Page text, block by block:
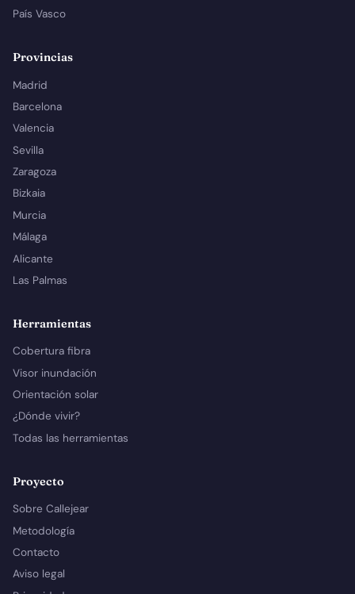
País Vasco
Provincias
Madrid
Barcelona
Valencia
Sevilla
Zaragoza
Bizkaia
Murcia
Málaga
Alicante
Las Palmas
Herramientas
Cobertura fibra
Visor inundación
Orientación solar
¿Dónde vivir?
Todas las herramientas
Proyecto
Sobre Callejear
Metodología
Contacto
Aviso legal